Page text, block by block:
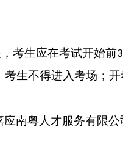
， 考生应在考试开始前
考生不得进入考场 ； 开
南粤人才服务有限公